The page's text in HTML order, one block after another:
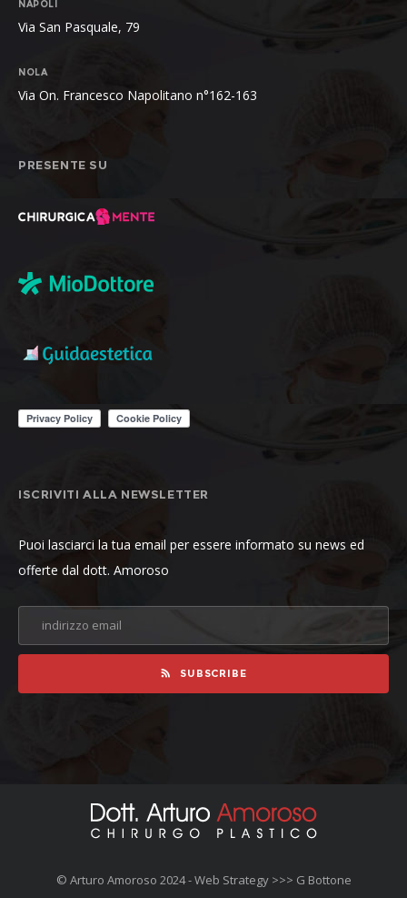
NAPOLI
Via San Pasquale, 79
NOLA
Via On. Francesco Napolitano n°162-163
PRESENTE SU
ISCRIVITI ALLA NEWSLETTER
Puoi lasciarci la tua email per essere informato su news ed
offerte dal dott. Amoroso
SUBSCRIBE
© Arturo Amoroso 2024 - Web Strategy >>> G Bottone